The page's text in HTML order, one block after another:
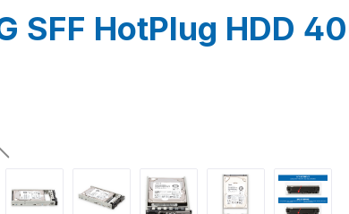
SFF HotPlug HDD